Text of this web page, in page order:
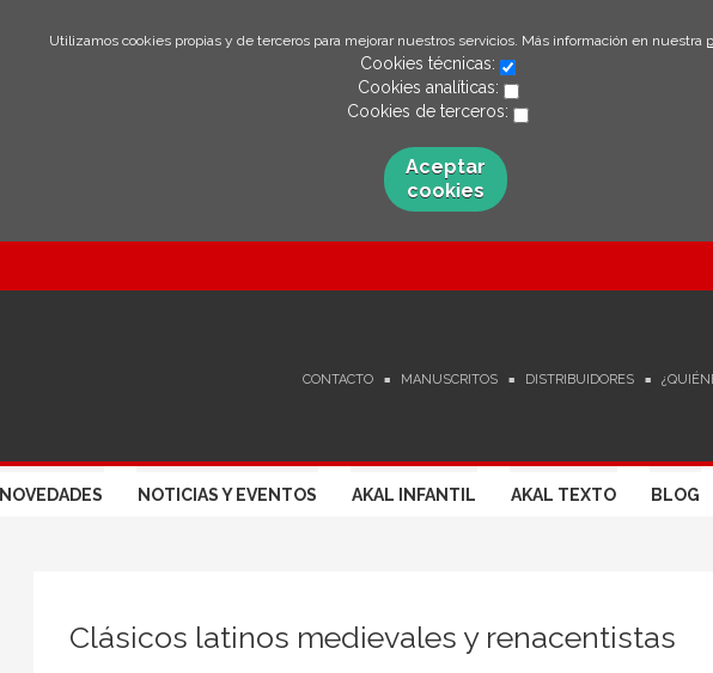
Utilizamos cookies propias y de terceros para mejorar nuestros servicios. Más información en nuestra
Cookies técnicas:
Cookies analíticas:
Cookies de terceros:
Aceptar
cookies
CONTACTO MANUSCRITOS DISTRIBUIDORES
NOVEDADES NOTICIAS Y EVENTOS AKAL INFANTIL AKAL TEXTO BLOG
Clásicos latinos medievales y renacentistas